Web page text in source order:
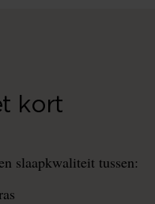
kort
slaapkwaliteit tussen: